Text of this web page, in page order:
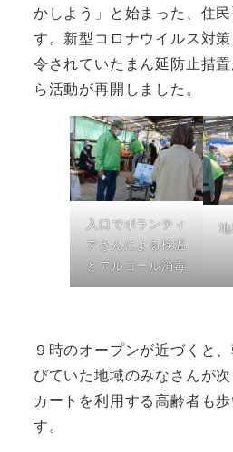
かしよう」と始まった、住
す。新型コロナウイルス対
令されていたまん延防止措
ら活動が再開しました。
入口でボランティ
アさんによる検温
とアルコール消毒
９時のオープンが近づくと
びていた地域のみなさんが
カートを利用する高齢者も
す。